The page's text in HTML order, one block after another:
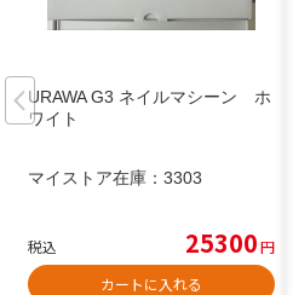
URAWA G3 ネイルマシーン ホ
ワイト
マイストア在庫： 3303
税込 25300円
カートに入れる